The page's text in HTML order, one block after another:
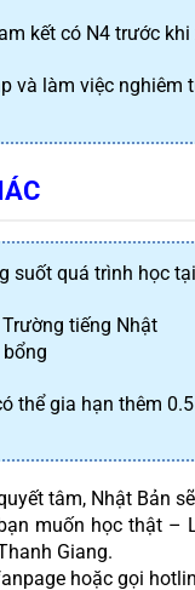
kết có N4 trước
và làm việc nghiêm
suốt quá trình học
tiếng Nhật
thể gia hạn thêm
tâm, Nhật Bản
muốn học thật
Giang.
hoặc gọi